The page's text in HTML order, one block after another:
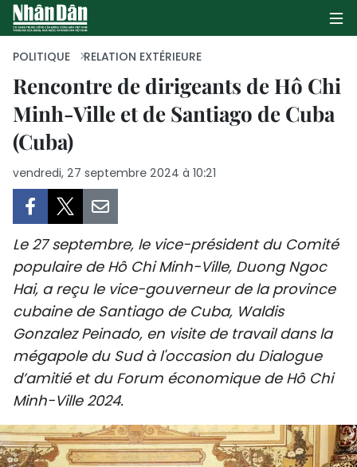
PAGE D'ACCUEIL
CULTURE
TOURISME
ENVIRONNEMENT
SPORT
PAYS NATAL
POLITIQUE RELATION EXTÉRIEURE
Rencontre de dirigeants de Hô Chi
Minh-Ville et de Santiago de Cuba
(Cuba)
vendredi, 27 septembre 2024 à 10:21
Le 27 septembre, le vice-président du Comité
populaire de Hô Chi Minh-Ville, Duong Ngoc
Hai, a reçu le vice-gouverneur de la province
cubaine de Santiago de Cuba, Waldis
Gonzalez Peinado, en visite de travail dans la
mégapole du Sud à l'occasion du Dialogue
d’amitié et du Forum économique de Hô Chi
Minh-Ville 2024.